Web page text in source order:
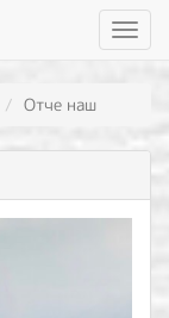
Отче наш